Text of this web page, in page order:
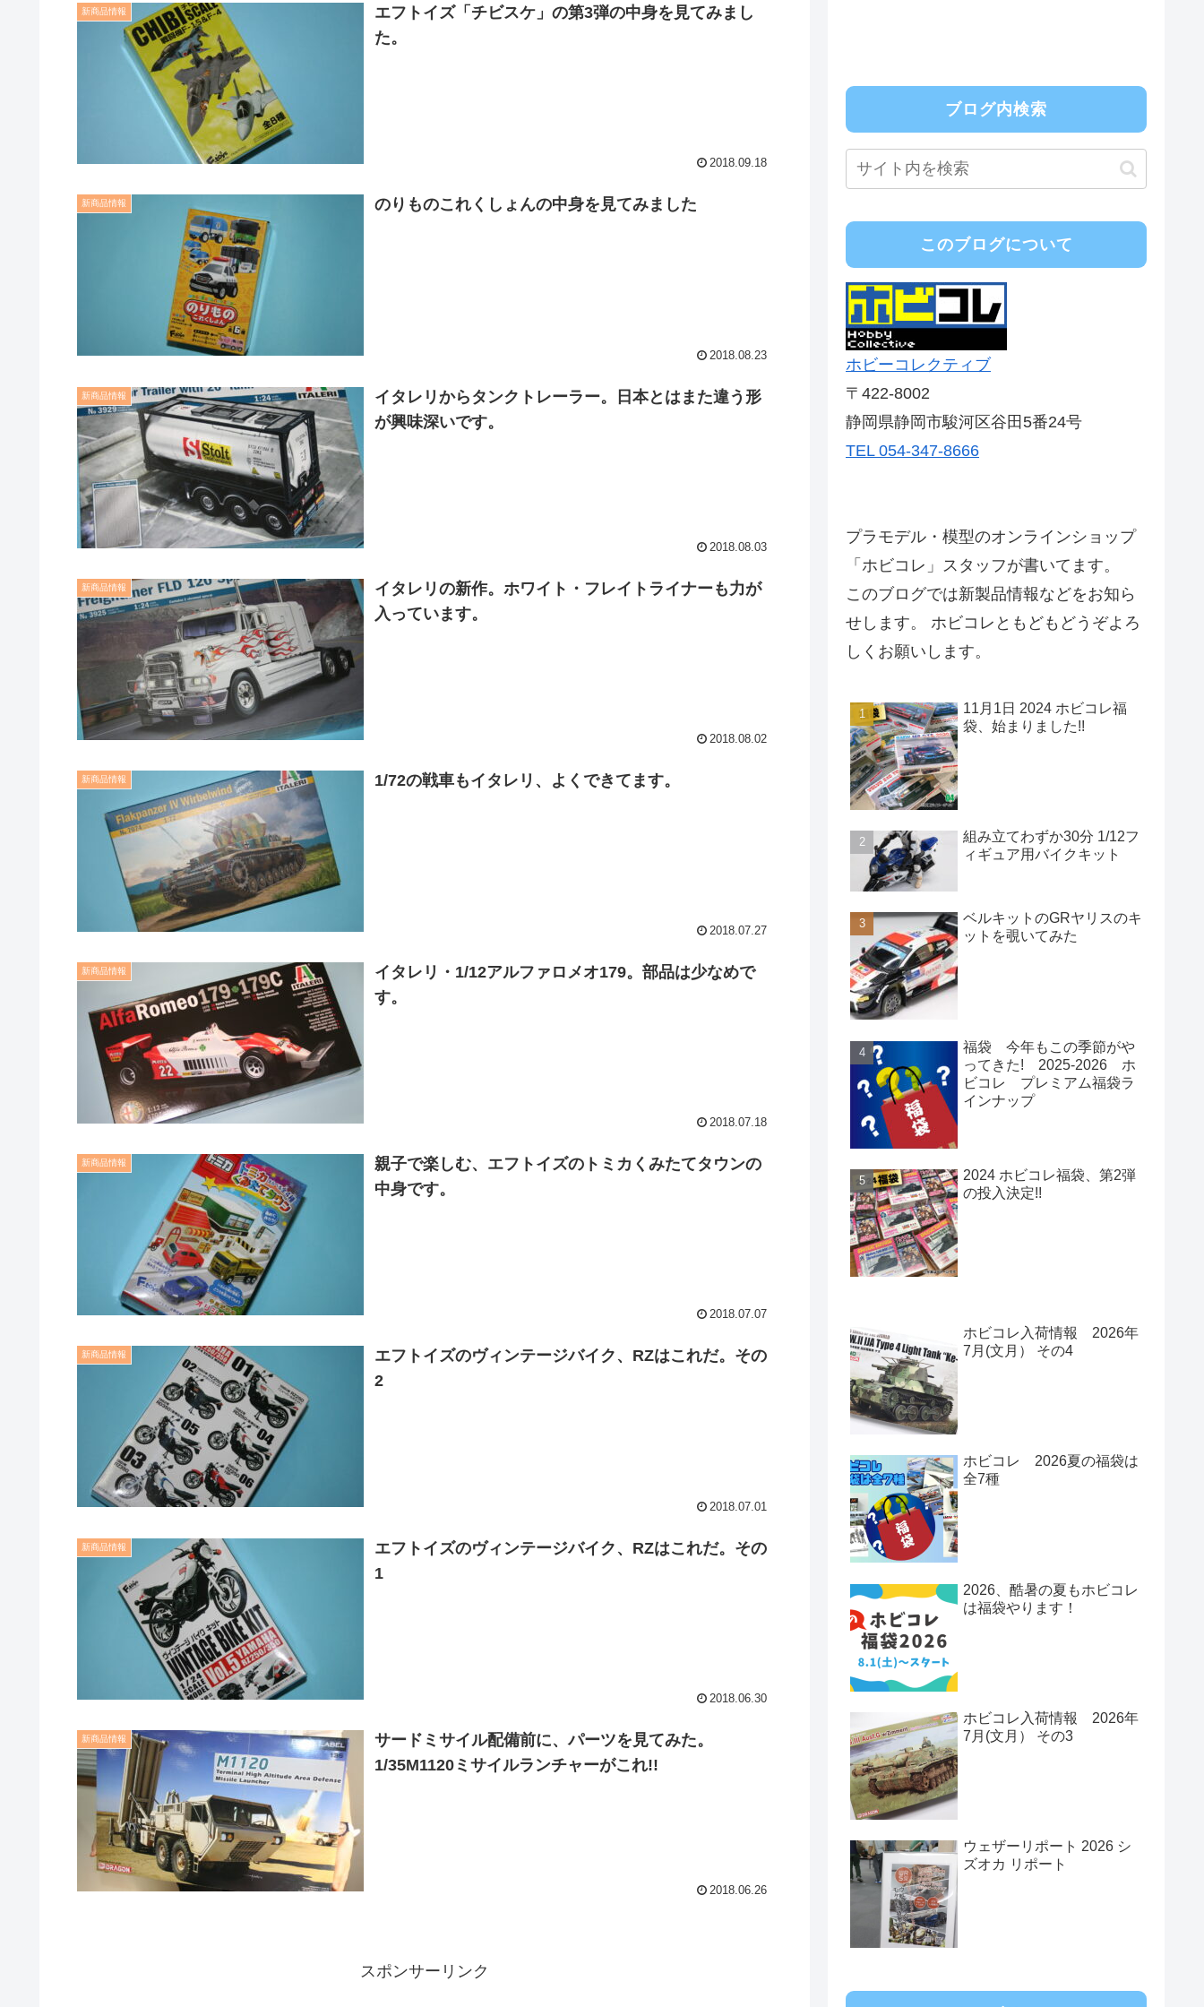
新商品情報
エフトイズ「チビスケ」の第3弾の中身を見てみまし
た。
2018.09.18
新商品情報 のりものこれくしょんの中身を見てみました
2018.08.23
新商品情報
イタレリからタンクトレーラー。日本とはまた違う形
が興味深いです。
2018.08.03
新商品情報
イタレリの新作。ホワイト・フレイトライナーも力が
入っています。
2018.08.02
新商品情報 1/72の戦車もイタレリ、よくできてます。
2018.07.27
新商品情報
イタレリ・1/12アルファロメオ179。部品は少なめで
す。
2018.07.18
新商品情報
親子で楽しむ、エフトイズのトミカくみたてタウンの
中身です。
2018.07.07
新商品情報
エフトイズのヴィンテージバイク、RZはこれだ。その
2
2018.07.01
新商品情報
エフトイズのヴィンテージバイク、RZはこれだ。その
1
2018.06.30
新商品情報
サードミサイル配備前に、パーツを見てみた。
1/35M1120ミサイルランチャーがこれ!!
2018.06.26
スポンサーリンク
ブログ内検索
このブログについて
ホビーコレクティブ
〒422-8002
静岡県静岡市駿河区谷田5番24号
TEL 054-347-8666
プラモデル・模型のオンラインショップ
「ホビコレ」スタッフが書いてます。
このブログでは新製品情報などをお知ら
せします。 ホビコレともどもどうぞよろ
しくお願いします。
11月1日 2024 ホビコレ福
袋、始まりました!!
組み立てわずか30分 1/12フ
ィギュア用バイクキット
ベルキットのGRヤリスのキ
ットを覗いてみた
福袋 今年もこの季節がや
ってきた! 2025-2026 ホ
ビコレ プレミアム福袋ラ
インナップ
2024 ホビコレ福袋、第2弾
の投入決定!!
ホビコレ入荷情報 2026年
7月(文月） その4
ホビコレ 2026夏の福袋は
全7種
2026、酷暑の夏もホビコレ
は福袋やります！
ホビコレ入荷情報 2026年
7月(文月） その3
ウェザーリポート 2026 シ
ズオカ リポート